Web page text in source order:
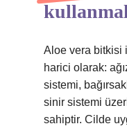
Aloe vera bitkisi
harici olarak:
sistemi,
sinir sistemi
sahiptir. Cilde